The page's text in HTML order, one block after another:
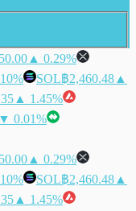
▲ 0.29%
SOL฿2,460.48 ▲
▲ 1.45%
▼ 0.01%
▲ 0.29%
SOL฿2,460.48 ▲
▲ 1.45%